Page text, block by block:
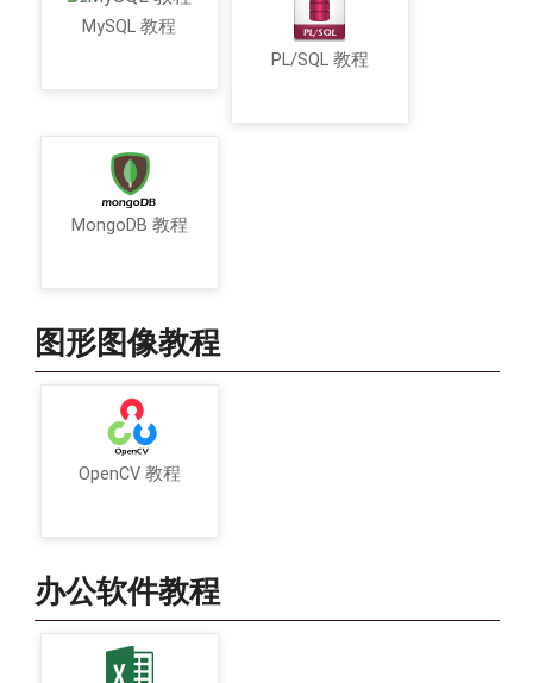
MySQL 教程
PL/SQL 教程
MongoDB 教程
图形图像教程
OpenCV 教程
办公软件教程